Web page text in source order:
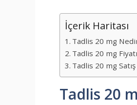
İçerik Haritası
Tadlis 20 mg
Tadlis 20 mg Fiyatı
Tadlis 20 mg
Tadlis 20